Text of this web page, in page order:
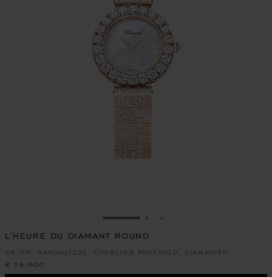
ZUR FOLIE GEHEN 1
L'HEURE DU DIAMANT ROUND
26 MM, HANDAUFZUG, ETHISCHES ROSÉGOLD, DIAMANTEN
€ 56,600